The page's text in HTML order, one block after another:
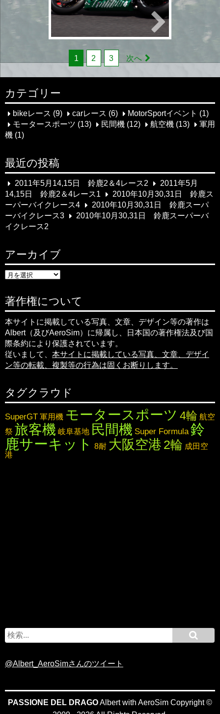
bikeレース モータースポ
ーツ
モータースポー
ツ 鈴鹿サーキット
投
稿
ナ
ビ
ゲ
シ
ョ
ン
1 2 3 次へ
カテゴリー
bikeレース (9) carレース (6) MotorSportイベント (1)
モータースポーツ (13) 民間機(12) 航空機(13)
軍用
機 (1)
最近の投稿
2011年5月14,15日 鈴鹿2＆4レース2
2011年5月
14,15日 鈴鹿2＆4レース1
2010年10月30,31日 鈴鹿ス
ーパーバイクレース4
2010年10月30,31日 鈴鹿スーパ
ーバイクレース3
2010年10月30,31日 鈴鹿スーパーバ
イクレース2
アーカイブ
ア
ー
イ
ブ
著作権について
本サイトに掲載している写真、文章、デザイン等の著作は
Albert（及びAeroSim）に帰属し、日本国の著作権法及び国
際条約により保護されています。
従いまして、 本サイトに掲載している写真、文章、デザイ
ン等の転載、複製等の行為は固くお断りします。
タグクラウド
SuperGT 軍用機 モータースポーツ 4輪 航空
祭 旅客機 岐阜基地 民間機 Super Formula 鈴
鹿サーキット
8耐 大阪空港 2輪 成田空
港
S
e
c
@Albert_AeroSimさんのツイート
PASSIONE DEL DRAGOAlbert with AeroSim Copyright ©